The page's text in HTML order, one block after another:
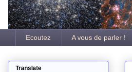
Ecoutez A vous de parler !
Translate